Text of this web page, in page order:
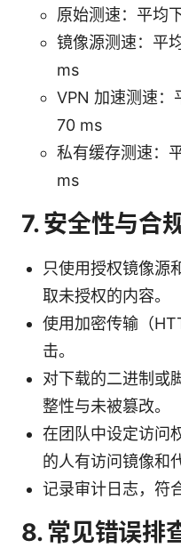
原始测速：平均
镜像源测速：平
ms
VPN 加速测速：
70 ms
私有缓存测速：
ms
7. 安全性与合
只使用授权镜像源
取未授权的内容。
使用加密传输（
击。
对下载的二进制或
整性与未被篡改。
在团队中设定访问
的人有访问镜像和
记录审计日志，符
8. 常见错误排